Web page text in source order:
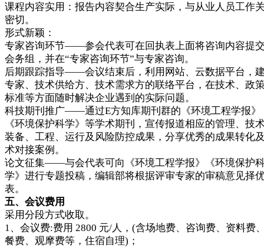
课程内容实用：报告内容契合生产实际，与从业人员工作
密切。
形式新颖：
专家咨询环节——参会代表可在回执表上面将咨询内容提
会务组，并在“专家咨询环节”与专家咨询。
后期跟踪指导——会议结束后，利用网站、云数据平台，
专家、技术供给方、技术需求方的联络平台，在技术、政
标准等方面随时解决企业遇到的实际问题。
科技期刊推广——通过E方知库期刊群的《环境工程学报》
《环境保护科学》等学术期刊，宣传报道相应的管理、技
装备、工程、运行及风险防控成果，分享优秀的成果转化
术对接案例。
论文征集——与会代表可向《环境工程学报》《环境保护
学》进行专题投稿，编辑部将根据评审专家的审稿意见择
表。
五、会议费用
采用分段方式收取。
1、会议费:费用 2800 元/人，(含场地费、咨询费、资料费
餐费、观摩费等，住宿自理)；